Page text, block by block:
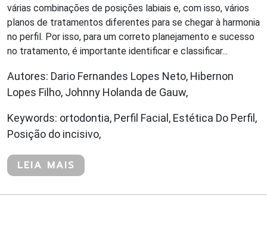
várias combinações de posições labiais e, com isso, vários
planos de tratamentos diferentes para se chegar à harmonia
no perfil. Por isso, para um correto planejamento e sucesso
no tratamento, é importante identificar e classificar...
Autores: Dario Fernandes Lopes Neto, Hibernon
Lopes Filho, Johnny Holanda de Gauw,
Keywords: ortodontia, Perfil Facial, Estética Do Perfil,
Posição do incisivo,
LEIA MAIS